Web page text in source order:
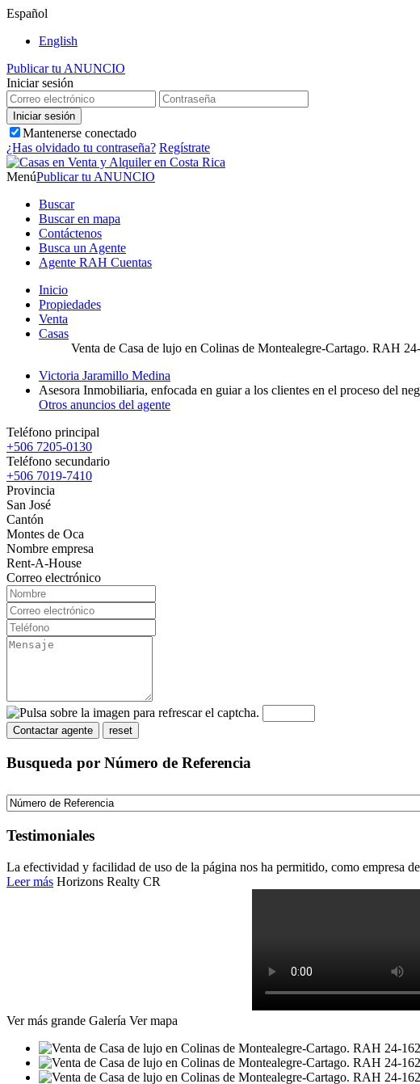
Español
English
Publicar tu ANUNCIO
Iniciar sesión
Mantenerse conectado
¿Has olvidado tu contraseña? Regístrate
MenúPublicar tu ANUNCIO
Buscar
Buscar en mapa
Contáctenos
Busca un Agente
Agente RAH Cuentas
Inicio
Propiedades
Venta
Casas
Venta de Casa de lujo en Colinas de Montealegre-Cartago. RAH
Victoria Jaramillo Medina
Asesora Inmobiliaria, enfocada en guiar a los clientes en el proceso del
Otros anuncios del agente
Teléfono principal
+506 7205-0130
Teléfono secundario
+506 7019-7410
Provincia
San José
Cantón
Montes de Oca
Nombre empresa
Rent-A-House
Correo electrónico
Busqueda por Número de Referencia
Testimoniales
La efectividad y facilidad de uso de la página nos ha permitido, como empresa
Leer más Horizons Realty CR
Ver más grande Galería Ver mapa